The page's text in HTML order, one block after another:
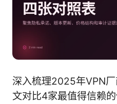
深入梳理2025年VPN
文对比4家最值得信赖